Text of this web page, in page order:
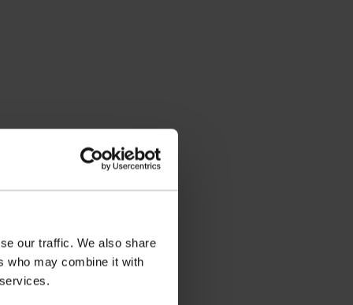
our traffic. We also share
who may combine it with